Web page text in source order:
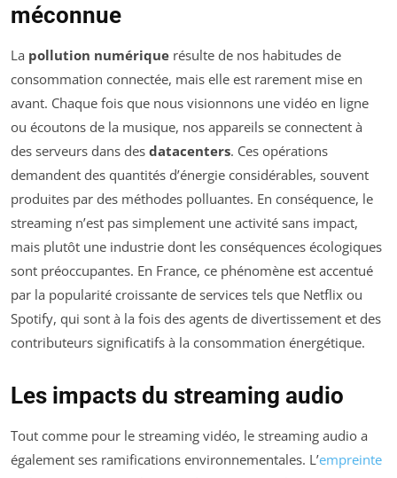
méconnue
La pollution numérique résulte de nos habitudes de
consommation connectée, mais elle est rarement mise en
avant. Chaque fois que nous visionnons une vidéo en ligne
ou écoutons de la musique, nos appareils se connectent à
des serveurs dans des datacenters. Ces opérations
demandent des quantités d’énergie considérables, souvent
produites par des méthodes polluantes. En conséquence, le
streaming n’est pas simplement une activité sans impact,
mais plutôt une industrie dont les conséquences écologiques
sont préoccupantes. En France, ce phénomène est accentué
par la popularité croissante de services tels que Netflix ou
Spotify, qui sont à la fois des agents de divertissement et des
contributeurs significatifs à la consommation énergétique.
Les impacts du streaming audio
Tout comme pour le streaming vidéo, le streaming audio a
également ses ramifications environnementales. L’empreinte